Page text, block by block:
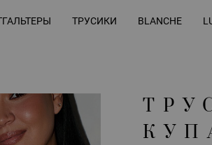
ТРУСИКИ BLANCHE